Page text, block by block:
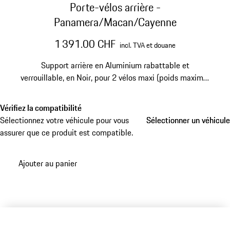
Porte-vélos arrière -
Panamera/Macan/Cayenne
1 391.00 CHF incl. TVA et douane
Support arrière en Aluminium rabattable et
verrouillable, en Noir, pour 2 vélos maxi (poids maximal
Vérifiez la compatibilité
Sélectionnez votre véhicule pour vous
assurer que ce produit est compatible.
Sélectionner un véhicule
Sélectionner un véhicule
Ajouter au panier